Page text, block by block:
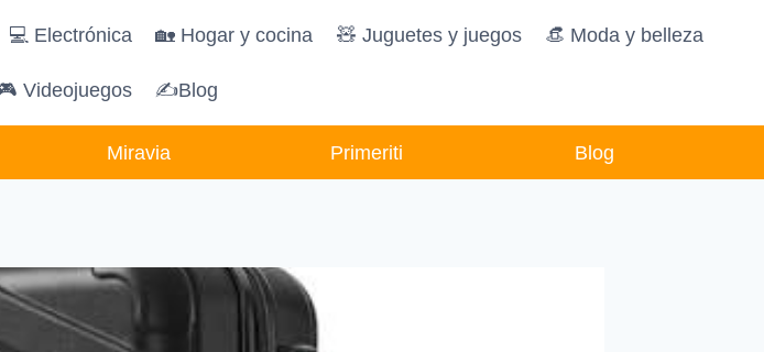
💻 Electrónica 🏡 Hogar y cocina 🧸️ Juguetes y juegos 👒 Moda y belleza
Videojuegos ✍Blog
Miravia Primeriti Blog